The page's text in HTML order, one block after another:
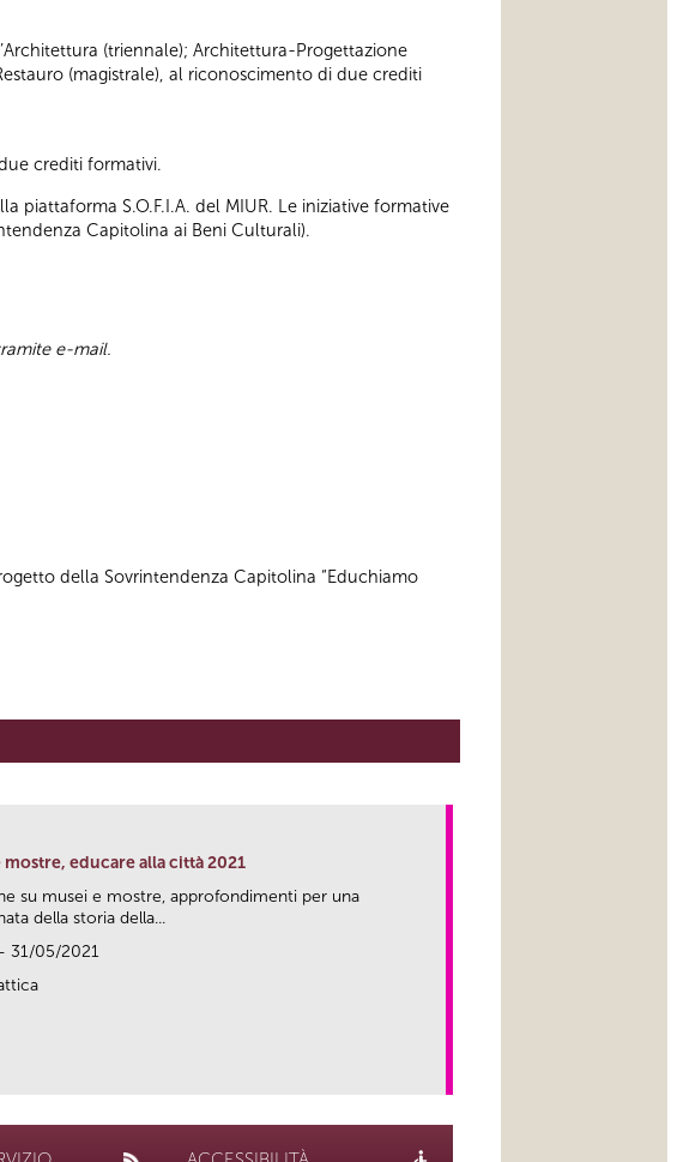
(triennale); Architettura-Progettazione
(magistrale), al riconoscimento di due crediti
crediti formativi.
piattaforma S.O.F.I.A. del MIUR. Le iniziative formative
Capitolina ai Beni Culturali).
e-mail.
della Sovrintendenza Capitolina “Educhiamo
mostre, educare alla città 2021
su musei e mostre, approfondimenti per una
della storia della...
31/05/2021